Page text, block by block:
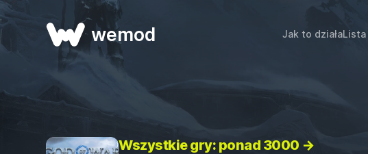
wemod Jak to działa
Wszystkie gry: ponad 3000 →